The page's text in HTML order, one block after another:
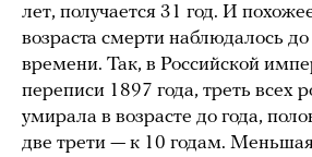
лет, получается 31 год. И
возраста смерти наблюдалось
времени. Так, в Российской
переписи 1897 года, треть всех
умирала в возрасте до года,
две трети — к 10 годам.